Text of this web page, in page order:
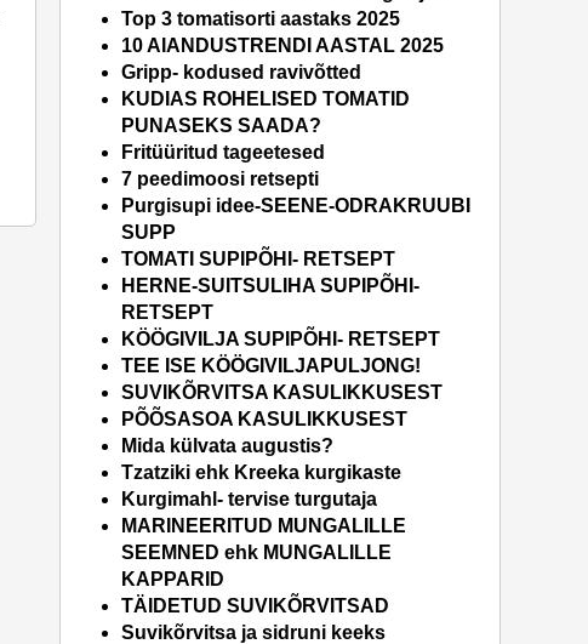
Top 3 tomatisorti aastaks 2025
10 AIANDUSTRENDI AASTAL 2025
Gripp- kodused ravivõtted
KUDIAS ROHELISED TOMATID
PUNASEKS SAADA?
Fritüüritud tageetesed
7 peedimoosi retsepti
Purgisupi idee-SEENE-ODRAKRUUBI
SUPP
TOMATI SUPIPÕHI- RETSEPT
HERNE-SUITSULIHA SUPIPÕHI-
RETSEPT
KÖÖGIVILJA SUPIPÕHI- RETSEPT
TEE ISE KÖÖGIVILJAPULJONG!
SUVIKÕRVITSA KASULIKKUSEST
PÕÕSASOA KASULIKKUSEST
Mida külvata augustis?
Tzatziki ehk Kreeka kurgikaste
Kurgimahl- tervise turgutaja
MARINEERITUD MUNGALILLE
SEEMNED ehk MUNGALILLE
KAPPARID
TÄIDETUD SUVIKÕRVITSAD
Suvikõrvitsa ja sidruni keeks